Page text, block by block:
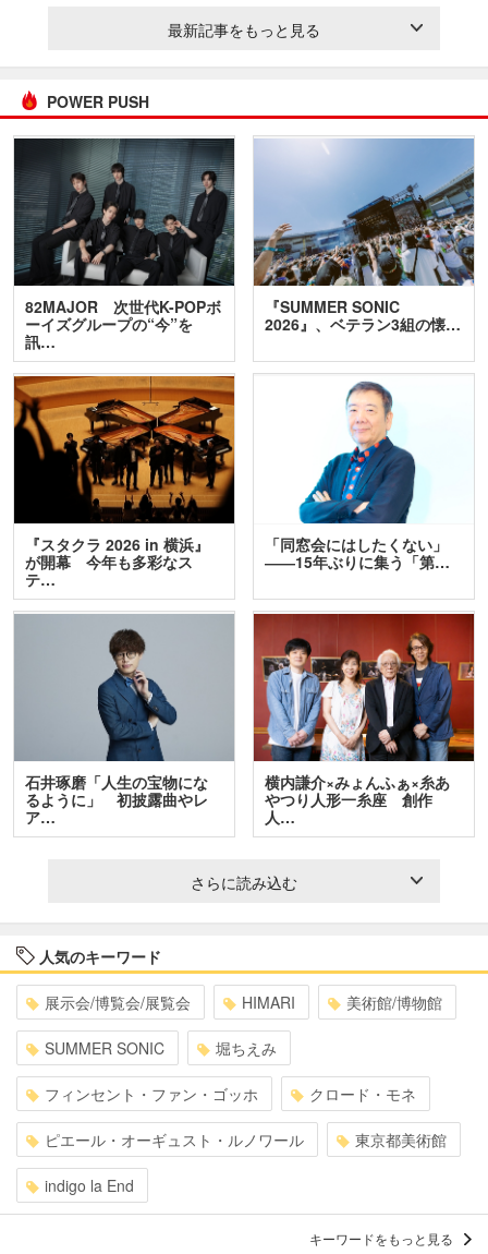
最新記事をもっと見る
POWER PUSH
82MAJOR 次世代K-POPボ
ーイズグループの“今”を
訊…
『SUMMER SONIC
2026』、ベテラン3組の懐…
『スタクラ 2026 in 横浜』
が開幕 今年も多彩なス
テ…
「同窓会にはしたくない」
――15年ぶりに集う「第…
石井琢磨「人生の宝物にな
るように」 初披露曲やレ
ア…
横内謙介×みょんふぁ×糸あ
やつり人形一糸座 創作
人…
さらに読み込む
人気のキーワード
展示会/博覧会/展覧会 HIMARI 美術館/博物館
SUMMER SONIC 堀ちえみ
フィンセント・ファン・ゴッホ クロード・モネ
ピエール・オーギュスト・ルノワール 東京都美術館
indigo la End
キーワードをもっと見る